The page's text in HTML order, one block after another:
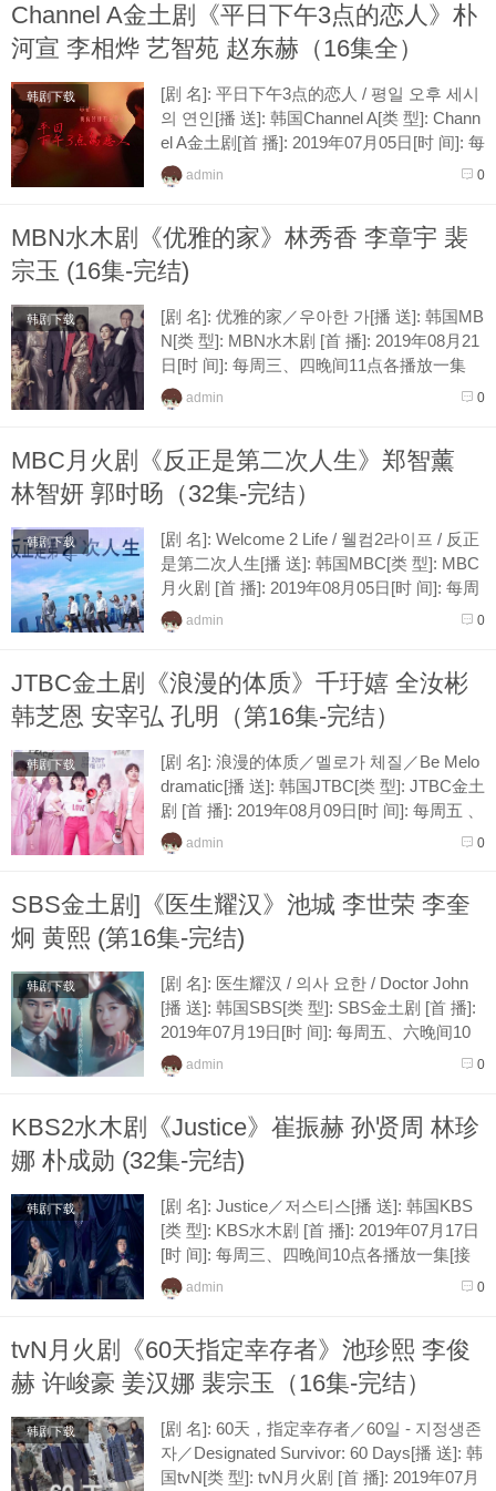
Channel A金土剧《平日下午3点的恋人》朴
河宣 李相烨 艺智苑 赵东赫（16集全）
韩剧下载
[剧 名]: 平日下午3点的恋人 / 평일 오후 세시
의 연인[播 送]: 韩国Channel A[类 型]: Chann
el A金土剧[首 播]: 2019年07月05日[时 间]: 每
周五、六晚间11点各播放一集 [...
0
admin
MBN水木剧《优雅的家》林秀香 李章宇 裴
宗玉 (16集-完结)
韩剧下载
[剧 名]: 优雅的家／우아한 가[播 送]: 韩国MB
N[类 型]: MBN水木剧 [首 播]: 2019年08月21
日[时 间]: 每周三、四晚间11点各播放一集
[接 档]: Level Up[导 演]: 韩哲洙（My Li...
0
admin
MBC月火剧《反正是第二次人生》郑智薰
林智妍 郭时旸（32集-完结）
韩剧下载
[剧 名]: Welcome 2 Life / 웰컴2라이프 / 反正
是第二次人生[播 送]: 韩国MBC[类 型]: MBC
月火剧 [首 播]: 2019年08月05日[时 间]: 每周
一、二晚10点各播放一集 [接 档]:...
0
admin
JTBC金土剧《浪漫的体质》千玗嬉 全汝彬
韩芝恩 安宰弘 孔明（第16集-完结）
韩剧下载
[剧 名]: 浪漫的体质／멜로가 체질／Be Melo
dramatic[播 送]: 韩国JTBC[类 型]: JTBC金土
剧 [首 播]: 2019年08月09日[时 间]: 每周五 、
六晚间11点各播放一集[接 档]: 辅佐官...
0
admin
SBS金土剧]《医生耀汉》池城 李世荣 李奎
炯 黄熙 (第16集-完结)
韩剧下载
[剧 名]: 医生耀汉 / 의사 요한 / Doctor John
[播 送]: 韩国SBS[类 型]: SBS金土剧 [首 播]:
2019年07月19日[时 间]: 每周五、六晚间10
点各播放一集[接 档]: 绿豆花[导...
0
admin
KBS2水木剧《Justice》崔振赫 孙贤周 林珍
娜 朴成勋 (32集-完结)
韩剧下载
[剧 名]: Justice／저스티스[播 送]: 韩国KBS
[类 型]: KBS水木剧 [首 播]: 2019年07月17日
[时 间]: 每周三、四晚间10点各播放一集[接
档]: 丹,唯一的爱[导 演]: 赵雄（我们遇...
0
admin
tvN月火剧《60天指定幸存者》池珍熙 李俊
赫 许峻豪 姜汉娜 裴宗玉（16集-完结）
韩剧下载
[剧 名]: 60天，指定幸存者／60일 - 지정생존
자／Designated Survivor: 60 Days[播 送]: 韩
国tvN[类 型]: tvN月火剧 [首 播]: 2019年07月